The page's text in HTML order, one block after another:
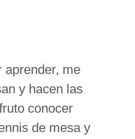
aprender, me
y hacen las
conocer
de mesa y